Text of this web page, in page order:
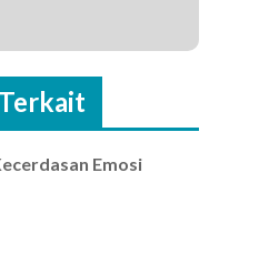
Emosi